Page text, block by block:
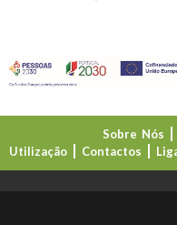
Sobre Nós
Utilização
Contactos